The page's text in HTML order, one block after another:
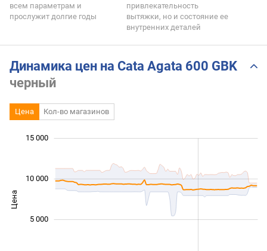
всем параметрам и
прослужит долгие годы
привлекательность
вытяжки, но и состояние ее
внутренних деталей
Динамика цен на Cata Agata 600 GBK
черный
Цена Кол-во магазинов
Цена
15 000
10 000
5 000